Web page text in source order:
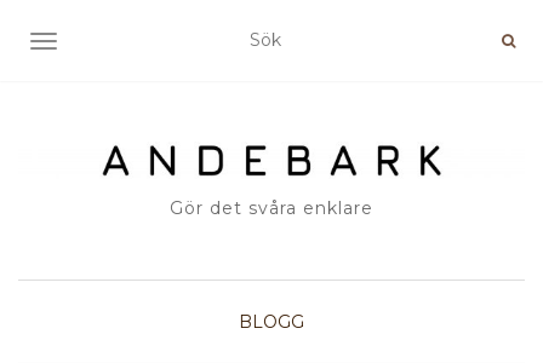
SLÅ PÅ/AV NAVIGERING
Gör det svåra enklare
BLOGG